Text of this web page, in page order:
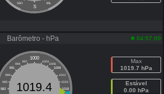
SSO SSL
S
Barômetro - hPa 04:57:00
1000
997 1003
994
1006
991
1009
988
1012
985
1015
982
1018
1019.4
Max
1019.7 hPa
Estável
0.00 hPa